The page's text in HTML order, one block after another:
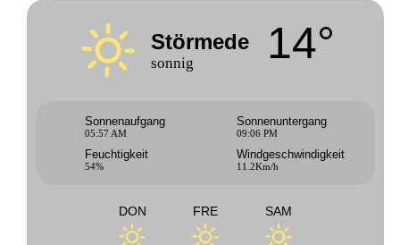
Störmede
sonnig 14°
Sonnenaufgang
05:57 AM
Sonnenuntergang
09:06 PM
Feuchtigkeit
54%
Windgeschwindigkeit
11.2Km/h
DON FRE SAM